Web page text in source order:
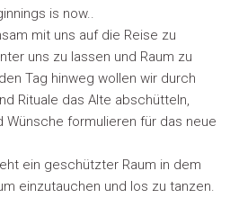
is now..
mit uns auf die Reise zu
uns zu lassen und Raum zu
Tag hinweg wollen wir durch
Rituale das Alte abschütteln,
Wünsche formulieren für das neue
ein geschützter Raum in dem
einzutauchen und los zu tanzen.